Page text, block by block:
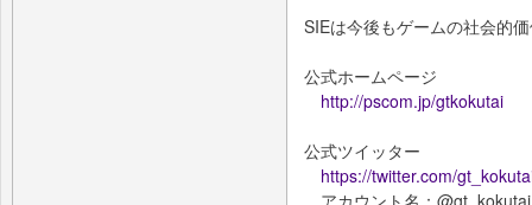
SIEは今後もゲームの社会的
公式ホームページ
http://pscom.jp/gtkokutai
公式ツイッター
https://twitter.com/
アカウント名：@gt_kokutai